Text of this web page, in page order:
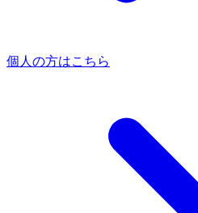
個人の方はこちら